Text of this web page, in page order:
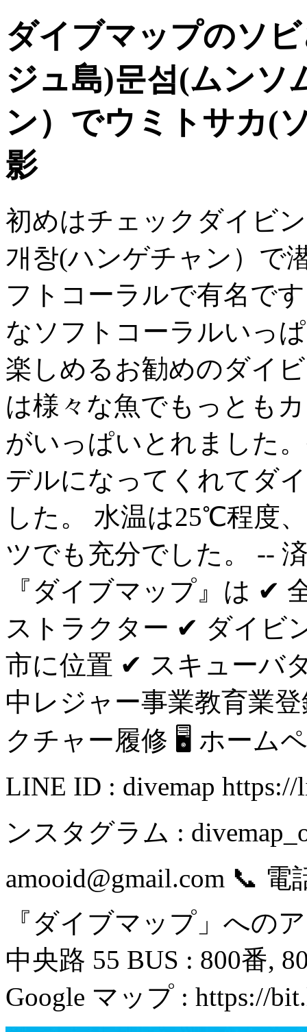
ダイブマップのソ
ジュ島)문섬(ムンソ
ン）でウミトサカ(
影
初めはチェックダイビ
개창(ハンゲチャン）で
フトコーラルで有名で
なソフトコーラルいっ
楽しめるお勧めのダイ
は様々な魚でもっとも
がいっぱいとれました
デルになってくれてダ
した。 水温は25℃程度
ツでも充分でした。 --
『ダイブマップ』は ✔
ストラクター ✔ ダイビ
市に位置 ✔ スキューバ
中レジャー事業教育業
クチャー履修 🖥 ホーム
LINE ID : divemap
ンスタグラム :
amooid@gmail.com 📞 電
『ダイブマップ」への
中央路 55 BUS : 800番,
Google マップ : https://